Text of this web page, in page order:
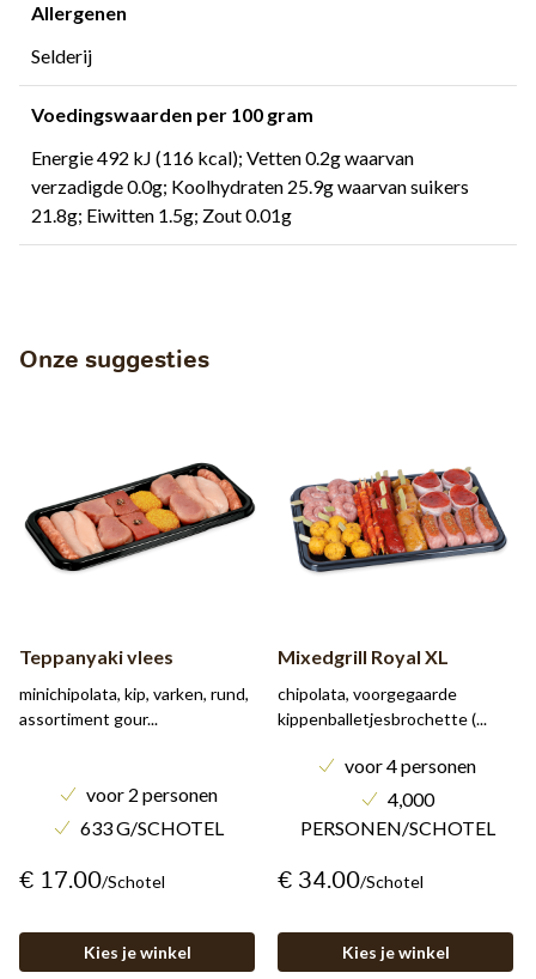
Allergenen
Selderij
Voedingswaarden per 100 gram
Energie 492 kJ (116 kcal); Vetten 0.2g waarvan
verzadigde 0.0g; Koolhydraten 25.9g waarvan suikers
21.8g; Eiwitten 1.5g; Zout 0.01g
Onze suggesties
Teppanyaki vlees
minichipolata, kip, varken, rund,
assortiment gour...
voor 2 personen
633 G/SCHOTEL
€ 17.00/schotel
Kies je winkel
Mixedgrill Royal XL
chipolata, voorgegaarde
kippenballetjesbrochette (...
voor 4 personen
4,000
PERSONEN/SCHOTEL
€ 34.00/schotel
Kies je winkel